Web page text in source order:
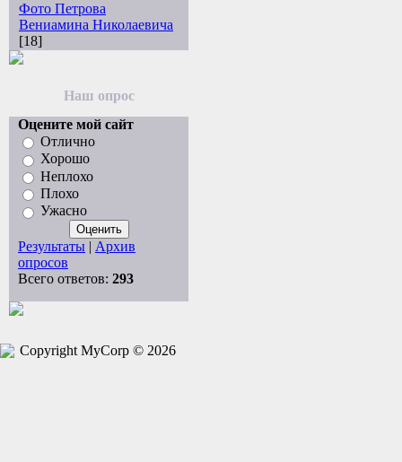
Фото Петрова
Вениамина Николаевича
[18]
Наш опрос
Оцените мой сайт
Отлично
Хорошо
Неплохо
Плохо
Ужасно
Результаты | Архив
опросов
Всего ответов: 293
Copyright MyCorp © 2026